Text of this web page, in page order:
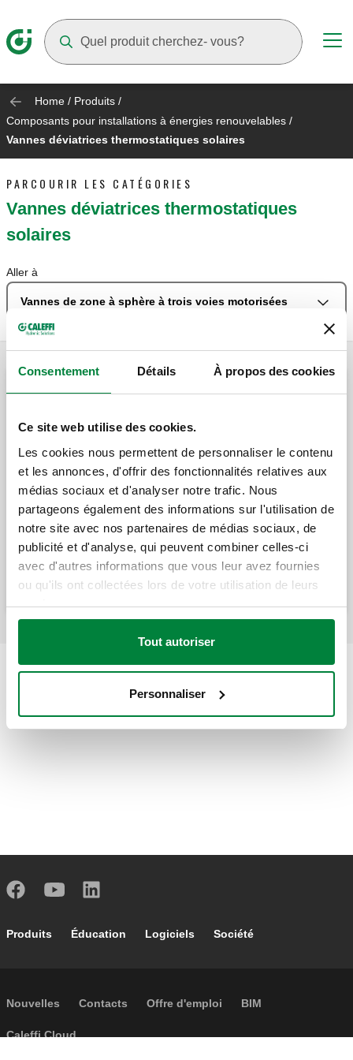
Consentement Détails À propos des cookies
Ce site web utilise des cookies.
Les cookies nous permettent de personnaliser le contenu
et les annonces, d'offrir des fonctionnalités relatives aux
médias sociaux et d'analyser notre trafic. Nous
partageons également des informations sur l'utilisation de
notre site avec nos partenaires de médias sociaux, de
publicité et d'analyse, qui peuvent combiner celles-ci
avec d'autres informations que vous leur avez fournies
ou qu'ils ont collectées lors de votre utilisation de leurs
services.
Tout autoriser
Personnaliser
Home / Produits /
Composants pour installations à énergies renouvelables /
Vannes déviatrices thermostatiques solaires
PARCOURIR LES CATÉGORIES
Vannes déviatrices thermostatiques
solaires
Aller à
Vannes de zone à sphère à trois voies motorisées
Vannes de zone à sphère à trois voies motorisées
Vanne directionnelle à sphère trois voies,
motorisée.
Vanne directionnelle à sphère trois voies,
motorisée.
Footer main navigation
Produits Éducation Logiciels Société
Footer secondary navigation
Nouvelles Contacts Offre d'emploi BIM
Caleffi Cloud